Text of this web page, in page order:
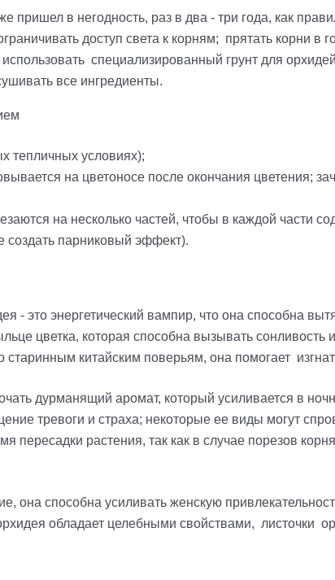
пришел в негодность, раз в два - три года, как
доступ света к корням; прятать корни в
специализированный грунт для
все ингредиенты.
тепличных условиях);
на цветоносе после окончания цветения;
на несколько частей, чтобы в каждой части
парниковый эффект).
- это энергетический вампир, что она способна
цветка, которая способна вызывать
старинным китайским поверьям, она помогает
дурманящий аромат, который усиливается в
тревоги и страха; некоторые ее виды могут
пересадки растения, так как в случае порезов
она способна усиливать женскую
обладает целебными свойствами, листочки